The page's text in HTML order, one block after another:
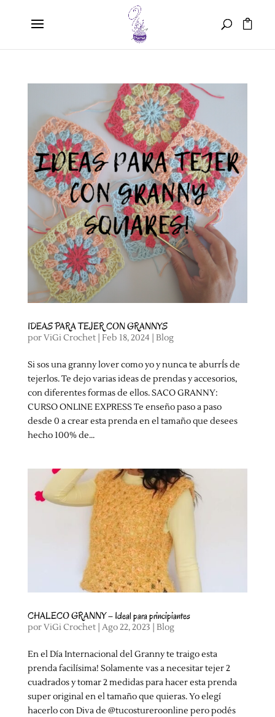
IDEAS PARA TEJER CON GRANNYS
porViGi Crochet| Feb 18, 2024 Blog
Si sos una granny lover como yo y nunca te aburrÍs de
tejerlos. Te dejo varias ideas de prendas y accesorios,
con diferentes formas de ellos. SACO GRANNY:
CURSO ONLINE EXPRESS Te enseño paso a paso
desde 0 a crear esta prenda en el tamaño que desees
hecho 100% de...
CHALECO GRANNY – Ideal para principiantes
porViGi Crochet| Ago 22, 2023 Blog
En el Día Internacional del Granny te traigo esta
prenda facilísima! Solamente vas a necesitar tejer 2
cuadrados y tomar 2 medidas para hacer esta prenda
super original en el tamaño que quieras. Yo elegí
hacerlo con Diva de @tucostureroonline pero podés